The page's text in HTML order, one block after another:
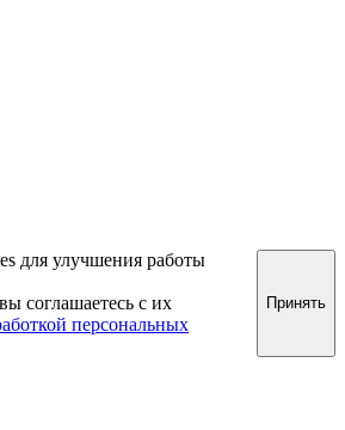
для улучшения работы
соглашаетесь с их
персональных
Принять